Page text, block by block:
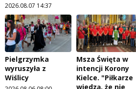
2026.08.07 14:37
Pielgrzymka
wyruszyła z
Wiślicy
Msza Święta w
intencji Korony
Kielce. "Piłkarze
wiedzą, że nie